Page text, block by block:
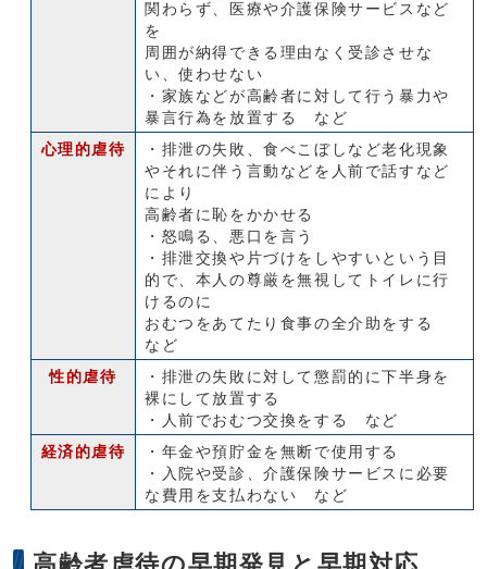
関わらず、医療や介護保険サービスなど
を
周囲が納得できる理由なく受診させな
い、使わせない
・家族などが高齢者に対して行う暴力や
暴言行為を放置する など
心理的虐待
・排泄の失敗、食べこぼしなど老化現象
やそれに伴う言動などを人前で話すなど
により
高齢者に恥をかかせる
・怒鳴る、悪口を言う
・排泄交換や片づけをしやすいという目
的で、本人の尊厳を無視してトイレに行
けるのに
おむつをあてたり食事の全介助をする
など
性的虐待
・排泄の失敗に対して懲罰的に下半身を
裸にして放置する
・人前でおむつ交換をする など
経済的虐待
・年金や預貯金を無断で使用する
・入院や受診、介護保険サービスに必要
な費用を支払わない など